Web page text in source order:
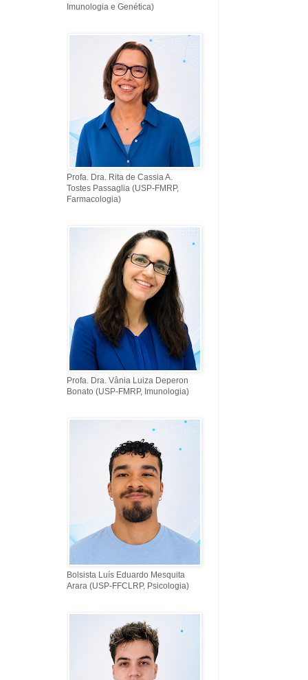
Imunologia e Genética)
Profa. Dra. Rita de Cassia A.
Tostes Passaglia (USP-FMRP,
Farmacologia)
Profa. Dra. Vânia Luiza Deperon
Bonato (USP-FMRP, Imunologia)
Bolsista Luís Eduardo Mesquita
Arara (USP-FFCLRP, Psicologia)